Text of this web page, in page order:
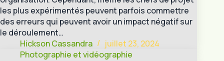
les plus expérimentés peuvent parfois commettre
des erreurs qui peuvent avoir un impact négatif sur
le déroulement…
Hickson Cassandra
juillet 23, 2024
Photographie et vidéographie